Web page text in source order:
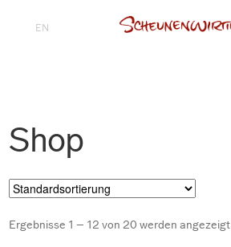
EN
Shop
Ergebnisse 1 – 12 von 20 werden angezeigt